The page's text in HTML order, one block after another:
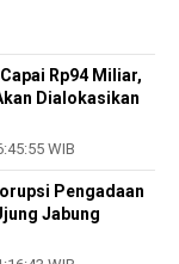
Rp94 Miliar,
Dialokasikan
WIB
Pengadaan
Jabung